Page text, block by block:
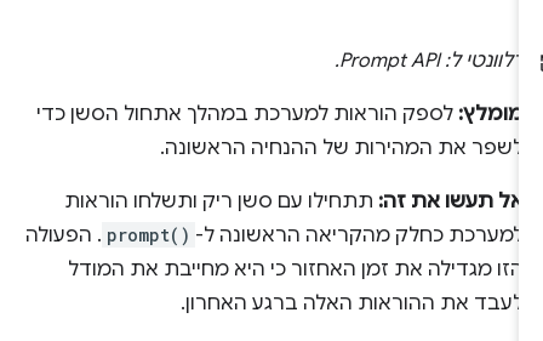
רלוונטי ל: Prompt API.
מומלץ:לספק הוראות למערכת במהלך אתחול הסשן כדי
לשפר את המהירות של ההנחיה הראשונה.
אל תעשו את זה:תתחילו עם סשן ריק ותשלחו הוראות
למערכת כחלק מהקריאה הראשונה ל- prompt() . הפעולה
הזו מגדילה את זמן האחזור כי היא מחייבת את המודל
לעבד את ההוראות האלה ברגע האחרון.